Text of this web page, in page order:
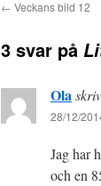
← Veckans bild 12
3 svar på
Ola
28/12/
Jag har
och en